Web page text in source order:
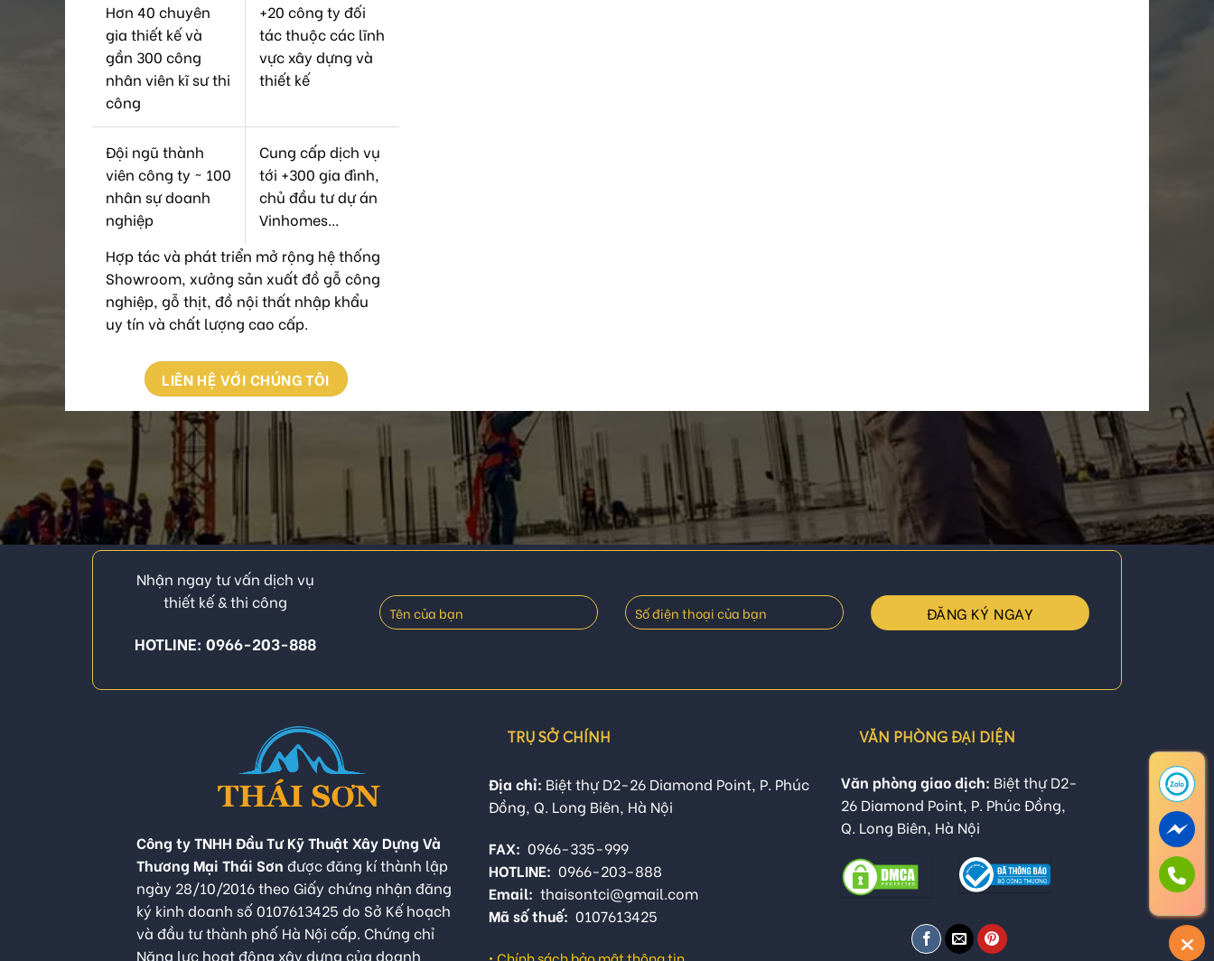
Hơn 40 chuyên
gia thiết kế và
gần 300 công
nhân viên kĩ sư thi
công
+20 công ty đối
tác thuộc các lĩnh
vực xây dựng và
thiết kế
Đội ngũ thành
viên công ty ~ 100
nhân sự doanh
nghiệp
Cung cấp dịch vụ
tới +300 gia đình,
chủ đầu tư dự án
Vinhomes...
Hợp tác và phát triển mở rộng hệ thống
Showroom, xưởng sản xuất đồ gỗ công
nghiệp, gỗ thịt, đồ nội thất nhập khẩu
uy tín và chất lượng cao cấp.
LIÊN HỆ VỚI CHÚNG TÔI
Nhận ngay tư vấn dịch vụ
thiết kế & thi công
HOTLINE: 0966-203-888
Công ty TNHH Đầu Tư Kỹ Thuật Xây Dựng Và
Thương Mại Thái Sơn được đăng kí thành lập
ngày 28/10/2016 theo Giấy chứng nhận đăng
ký kinh doanh số 0107613425 do Sở Kế hoạch
và đầu tư thành phố Hà Nội cấp. Chứng chỉ
Năng lực hoạt động xây dựng của doanh
TRỤ SỞ CHÍNH
Địa chỉ: Biệt thự D2-26 Diamond Point, P. Phúc
Đồng, Q. Long Biên, Hà Nội
FAX: 0966-335-999
HOTLINE: 0966-203-888
Email: thaisontci@gmail.com
Mã số thuế: 0107613425
VĂN PHÒNG ĐẠI DIỆN
Văn phòng giao dịch: Biệt thự D2-
26 Diamond Point, P. Phúc Đồng,
Q. Long Biên, Hà Nội